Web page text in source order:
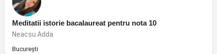
Meditatii istorie bacalaureat pentru nota 10
Neacsu Adda
București